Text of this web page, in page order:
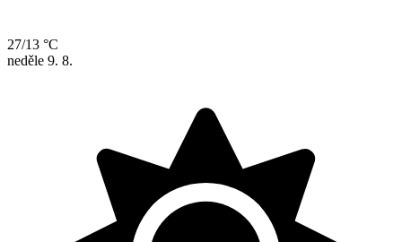
27/13 °C
neděle 9. 8.